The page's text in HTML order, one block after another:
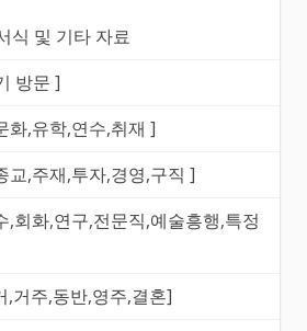
식 및 기타 자료
방문 ]
화,유학,연수,취재 ]
교,주재,투자,경영,구직 ]
,회화,연구,전문직,예술흥행,특정
,거주,동반,영주,결혼]